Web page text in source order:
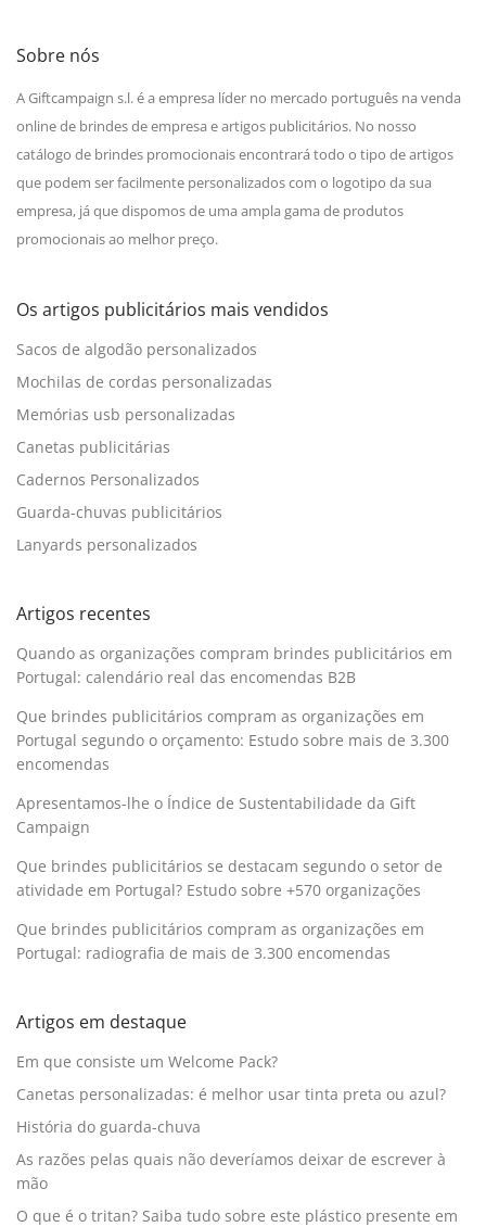
Sobre nós
A Giftcampaign s.l. é a empresa líder no mercado português na venda
online de brindes de empresa e artigos publicitários. No nosso
catálogo de brindes promocionais encontrará todo o tipo de artigos
que podem ser facilmente personalizados com o logotipo da sua
empresa, já que dispomos de uma ampla gama de produtos
promocionais ao melhor preço.
Os artigos publicitários mais vendidos
Sacos de algodão personalizados
Mochilas de cordas personalizadas
Memórias usb personalizadas
Canetas publicitárias
Cadernos Personalizados
Guarda-chuvas publicitários
Lanyards personalizados
Artigos recentes
Quando as organizações compram brindes publicitários em
Portugal: calendário real das encomendas B2B
Que brindes publicitários compram as organizações em
Portugal segundo o orçamento: Estudo sobre mais de 3.300
encomendas
Apresentamos-lhe o Índice de Sustentabilidade da Gift
Campaign
Que brindes publicitários se destacam segundo o setor de
atividade em Portugal? Estudo sobre +570 organizações
Que brindes publicitários compram as organizações em
Portugal: radiografia de mais de 3.300 encomendas
Artigos em destaque
Em que consiste um Welcome Pack?
Canetas personalizadas: é melhor usar tinta preta ou azul?
História do guarda-chuva
As razões pelas quais não deveríamos deixar de escrever à
mão
O que é o tritan? Saiba tudo sobre este plástico presente em